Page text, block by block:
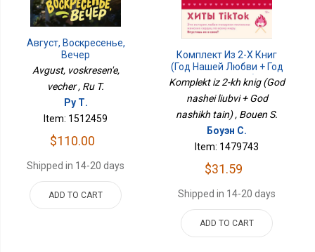
Август, Воскресенье,
Вечер
Avgust, voskresen'e,
vecher , Ru T.
Ру Т.
Item: 1512459
$110.00
Shipped in 14-20 days
ADD TO CART
Комплект Из 2-Х Книг
(Год Нашей Любви + Год
Наших Тайн)
Komplekt iz 2-kh knig (God
nashei liubvi + God
nashikh tain) , Bouen S.
Боуэн С.
Item: 1479743
$31.59
Shipped in 14-20 days
ADD TO CART